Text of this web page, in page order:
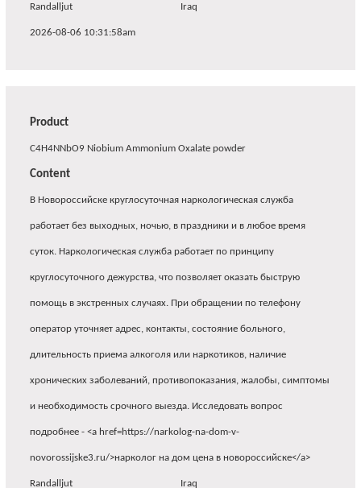
Randalljut Iraq
2026-08-06 10:31:58am
Product
C4H4NNbO9 Niobium Ammonium Oxalate powder
Content
В Новороссийске круглосуточная наркологическая служба
работает без выходных, ночью, в праздники и в любое время
суток. Наркологическая служба работает по принципу
круглосуточного дежурства, что позволяет оказать быструю
помощь в экстренных случаях. При обращении по телефону
оператор уточняет адрес, контакты, состояние больного,
длительность приема алкоголя или наркотиков, наличие
хронических заболеваний, противопоказания, жалобы, симптомы
и необходимость срочного выезда. Исследовать вопрос
подробнее - <a href=https://narkolog-na-dom-v-
novorossijske3.ru/>нарколог на дом цена в новороссийске</a>
Randalljut Iraq